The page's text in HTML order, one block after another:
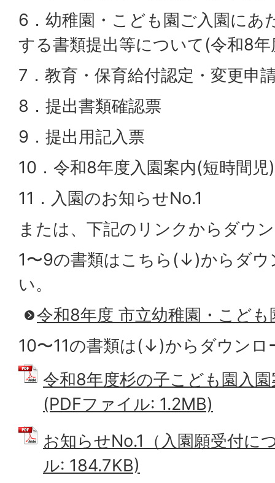
6．幼稚園・こども園ご入園にあ
する書類提出等について(令和8年
7．教育・保育給付認定・変更申
8．提出書類確認票
9．提出用記入票
10．令和8年度入園案内(短時間児)
11．入園のお知らせNo.1
または、下記のリンクからダウ
1〜9の書類はこちら(↓)からダウ
い。
令和8年度 市立幼稚園・こど
10〜11の書類は(↓)からダウンロ
令和8年度杉の子こども園入
(PDFファイル: 1.2MB)
お知らせNo.1（入園願受付に
ル: 184.7KB)